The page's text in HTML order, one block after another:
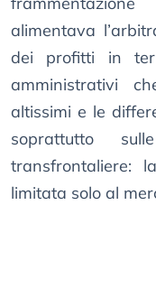
alimentava
dei profitti in
amministrativi
altissimi e le
soprattutto
transfrontaliere:
limitata solo al